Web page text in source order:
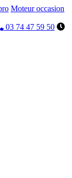
Moteur occasion
03 74 47 59 50